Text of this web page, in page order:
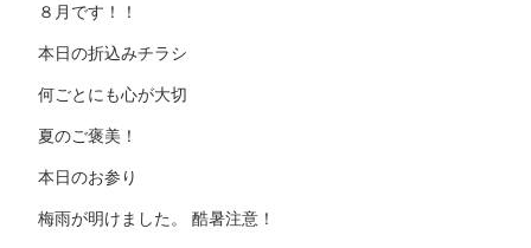
８月です！！
本日の折込みチラシ
何ごとにも心が大切
夏のご褒美！
本日のお参り
梅雨が明けました。 酷暑注意！